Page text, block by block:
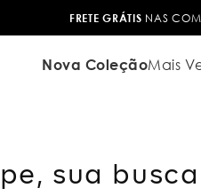
FRETE GRÁTISNAS COMPRAS
Nova ColeçãoMais
sua